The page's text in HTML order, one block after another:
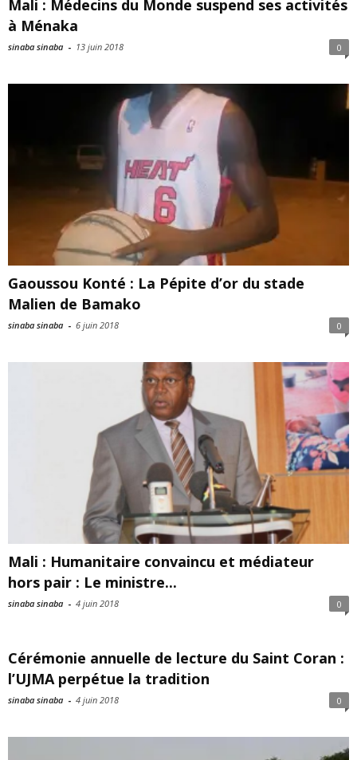
Mali : Médecins du Monde suspend ses activités
à Ménaka
sinaba sinaba - 13 juin 2018 0
Gaoussou Konté : La Pépite d’or du stade
Malien de Bamako
sinaba sinaba - 6 juin 2018 0
Mali : Humanitaire convaincu et médiateur
hors pair : Le ministre...
sinaba sinaba - 4 juin 2018 0
Cérémonie annuelle de lecture du Saint Coran :
l’UJMA perpétue la tradition
sinaba sinaba - 4 juin 2018 0